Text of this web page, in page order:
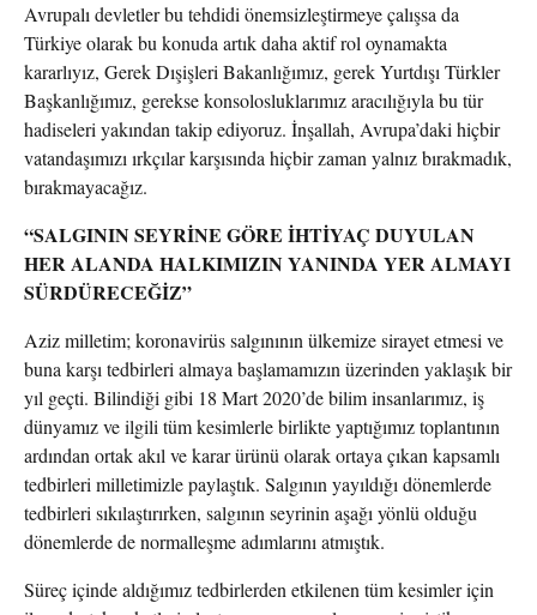
Avrupalı devletler bu tehdidi önemsizleştirmeye çalışsa da
Türkiye olarak bu konuda artık daha aktif rol oynamakta
kararlıyız, Gerek Dışişleri Bakanlığımız, gerek Yurtdışı Türkler
Başkanlığımız, gerekse konsolosluklarımız aracılığıyla bu tür
hadiseleri yakından takip ediyoruz. İnşallah, Avrupa’daki hiçbir
vatandaşımızı ırkçılar karşısında hiçbir zaman yalnız bırakmadık,
bırakmayacağız.
“SALGININ SEYRİNE GÖRE İHTİYAÇ DUYULAN
HER ALANDA HALKIMIZIN YANINDA YER ALMAYI
SÜRDÜRECEĞİZ”
Aziz milletim; koronavirüs salgınının ülkemize sirayet etmesi ve
buna karşı tedbirleri almaya başlamamızın üzerinden yaklaşık bir
yıl geçti. Bilindiği gibi 18 Mart 2020’de bilim insanlarımız, iş
dünyamız ve ilgili tüm kesimlerle birlikte yaptığımız toplantının
ardından ortak akıl ve karar ürünü olarak ortaya çıkan kapsamlı
tedbirleri milletimizle paylaştık. Salgının yayıldığı dönemlerde
tedbirleri sıkılaştırırken, salgının seyrinin aşağı yönlü olduğu
dönemlerde de normalleşme adımlarını atmıştık.
Süreç içinde aldığımız tedbirlerden etkilenen tüm kesimler için